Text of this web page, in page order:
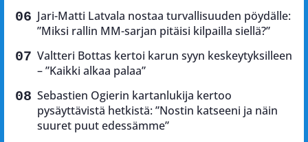
Jari-Matti Latvala nostaa turvallisuuden pöydälle:
”Miksi rallin MM-sarjan pitäisi kilpailla siellä?”
Valtteri Bottas kertoi karun syyn keskeytyksilleen
– ”Kaikki alkaa palaa”
Sebastien Ogierin kartanlukija kertoo
pysäyttävistä hetkistä: ”Nostin katseeni ja näin
suuret puut edessämme”